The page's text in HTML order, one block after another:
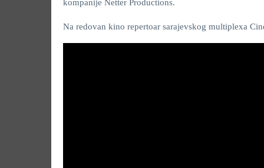
kompanije Netter Productions.
Na redovan kino repertoar sarajevskog multiplexa